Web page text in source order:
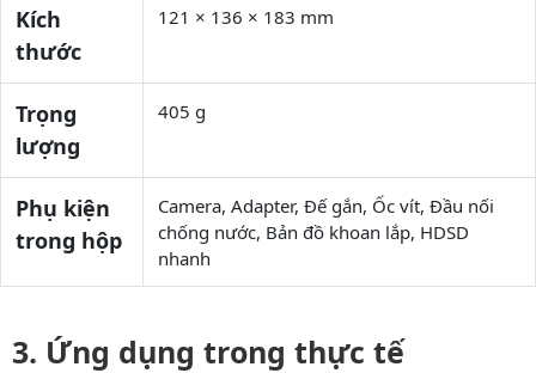
Kích
thước
121 × 136 × 183 mm
Trọng
lượng
405 g
Phụ kiện
trong hộp
Camera, Adapter, Đế gắn, Ốc vít, Đầu nối
chống nước, Bản đồ khoan lắp, HDSD
nhanh
Ứng dụng trong thực tế